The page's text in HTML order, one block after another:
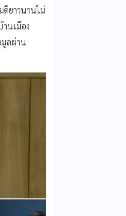
ดียาวนานไม่
นเมือง
มูลผ่าน